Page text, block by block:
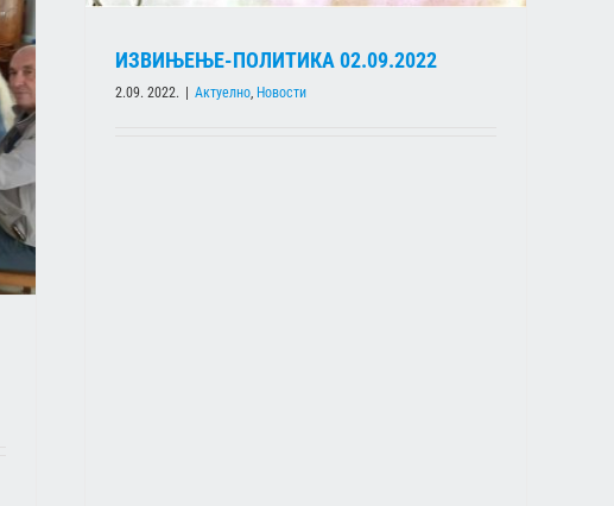
ИЗВИЊЕЊЕ-ПОЛИТИКА 02.09.2022
2.09. 2022. Актуелно, Новости